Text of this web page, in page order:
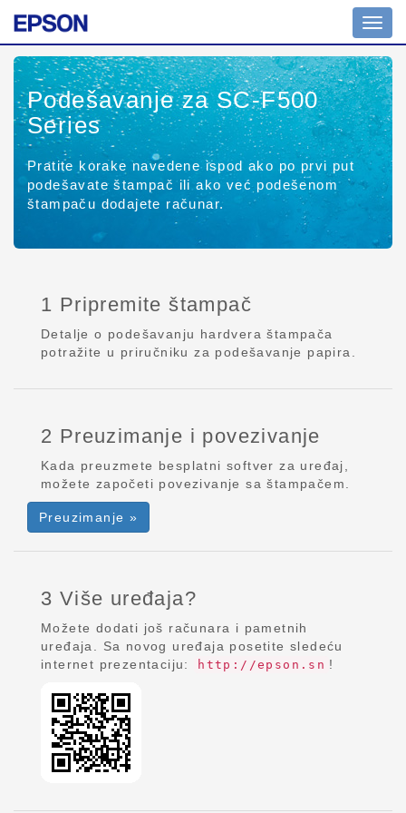
Podešavanje za SC-F500
Series
Pratite korake navedene ispod ako po prvi put
podešavate štampač ili ako već podešenom
štampaču dodajete računar.
1 Pripremite štampač
Detalje o podešavanju hardvera štampača
potražite u priručniku za podešavanje papira.
2 Preuzimanje i povezivanje
Kada preuzmete besplatni softver za uređaj,
možete započeti povezivanje sa štampačem.
Preuzimanje »
3 Više uređaja?
Možete dodati još računara i pametnih
uređaja. Sa novog uređaja posetite sledeću
internet prezentaciju:
http://epson.sn !